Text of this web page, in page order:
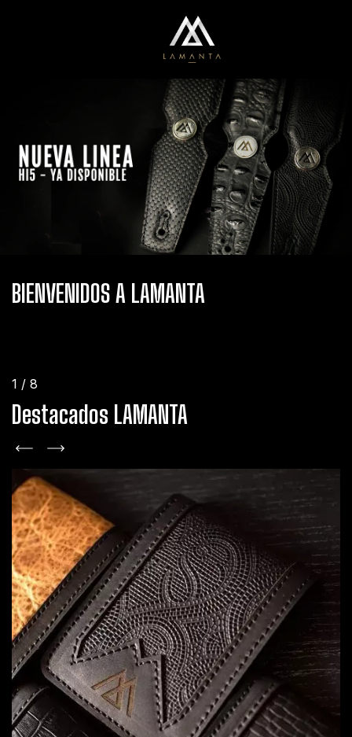
BIENVENIDOS A LAMANTA
1 / 8
Destacados LAMANTA